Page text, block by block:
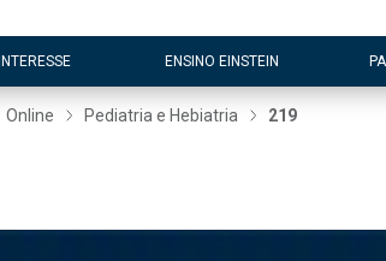
ENSINO EINSTEIN
Online Pediatria e Hebiatria 219